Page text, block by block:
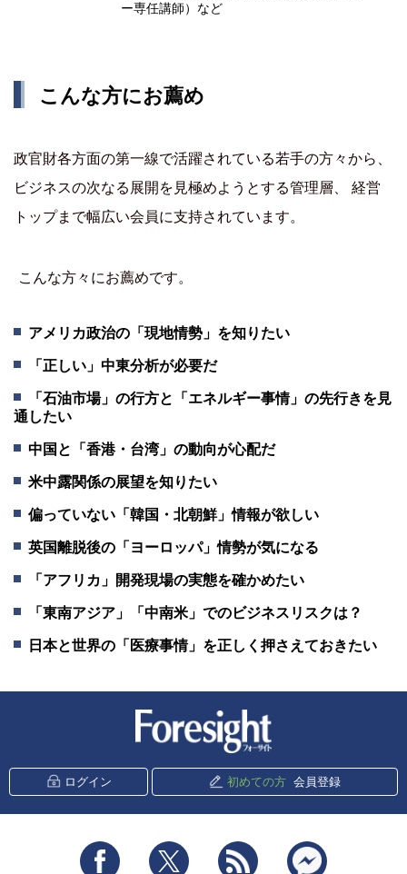
ー専任講師）など
こんな方にお薦め
政官財各方面の第一線で活躍されている若手の方々から、
ビジネスの次なる展開を見極めようとする管理層、 経営
トップまで幅広い会員に支持されています。
こんな方々にお薦めです。
アメリカ政治の「現地情勢」を知りたい
「正しい」中東分析が必要だ
「石油市場」の行方と「エネルギー事情」の先行きを見
通したい
中国と「香港・台湾」の動向が心配だ
米中露関係の展望を知りたい
偏っていない「韓国・北朝鮮」情報が欲しい
英国離脱後の「ヨーロッパ」情勢が気になる
「アフリカ」開発現場の実態を確かめたい
「東南アジア」「中南米」でのビジネスリスクは？
日本と世界の「医療事情」を正しく押さえておきたい
ログイン 初めての方 会員登録
Facebook Twitter RSS